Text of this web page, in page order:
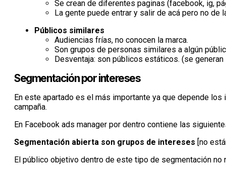
Se crean de diferentes paginas (facebook, ig,
La gente puede entrar y salir de acá pero no de
Públicos similares
Audiencias frías, no conocen la marca.
Son grupos de personas similares a algún
Desventaja: son públicos estáticos. (se generan
Segmentación por intereses
En este apartado es el más importante ya que depende
campaña.
En Facebook ads manager por dentro contiene las
Segmentación abierta son grupos de intereses [no
El público objetivo dentro de este tipo de segmentación